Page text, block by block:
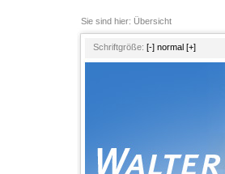
Sie sind hier: Übersicht
Schriftgröße: [-] normal [+]